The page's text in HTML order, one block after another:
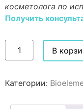
косметолога по
Получить
В
Категории: